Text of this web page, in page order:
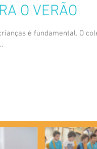
O VERÃO
é fundamental. O